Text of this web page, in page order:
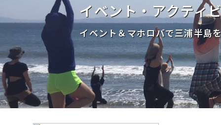
イベント・アクティ
イベント＆マホロバで三浦半島